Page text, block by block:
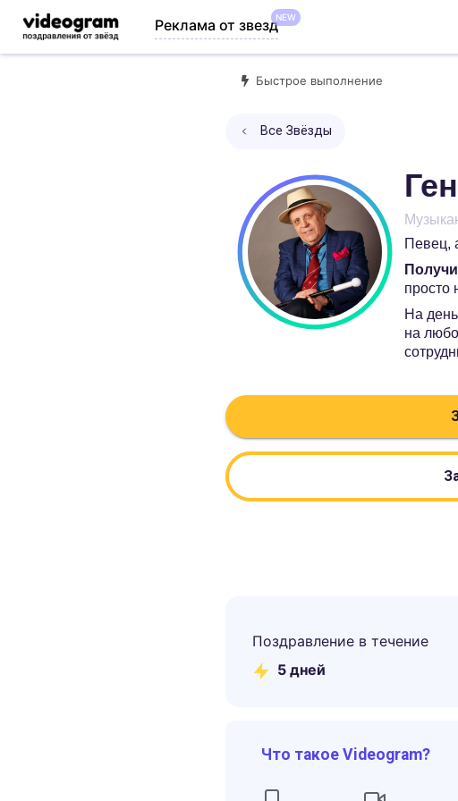
Реклама от звездNEW
Быстрое выполнение
Все Звёзды
Певец,
просто
На
на
Поздравление в течение
5 дней
Что такое Videogram?